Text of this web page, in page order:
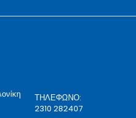
ΤΗΛΕΦΩΝΟ:
2310 282407